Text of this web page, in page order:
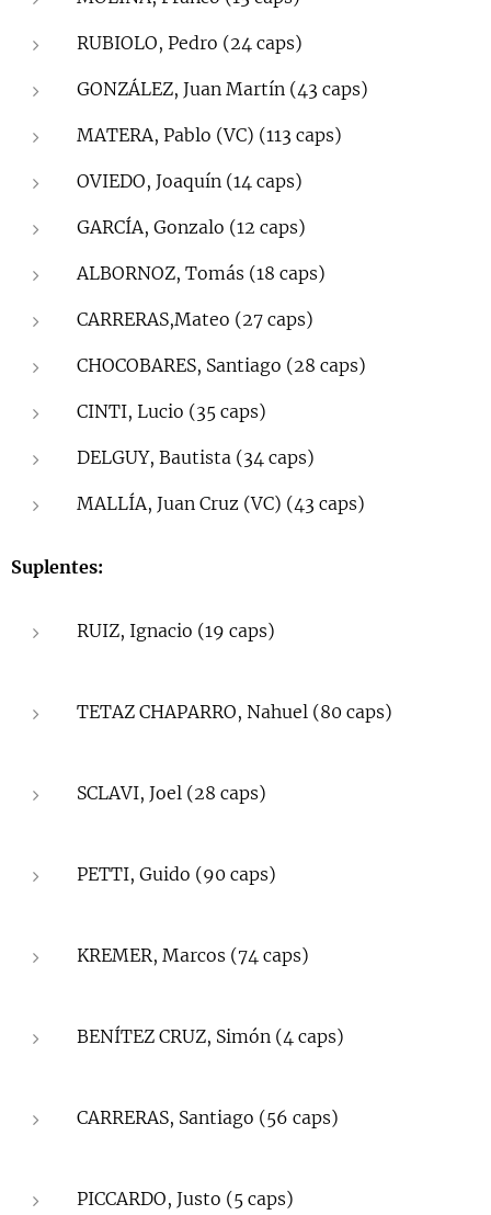
RUBIOLO, Pedro (24 caps)
GONZÁLEZ, Juan Martín (43 caps)
MATERA, Pablo (VC) (113 caps)
OVIEDO, Joaquín (14 caps)
GARCÍA, Gonzalo (12 caps)
ALBORNOZ, Tomás (18 caps)
CARRERAS,Mateo (27 caps)
CHOCOBARES, Santiago (28 caps)
CINTI, Lucio (35 caps)
DELGUY, Bautista (34 caps)
MALLÍA, Juan Cruz (VC) (43 caps)
Suplentes:
RUIZ, Ignacio (19 caps)
TETAZ CHAPARRO, Nahuel (80 caps)
SCLAVI, Joel (28 caps)
PETTI, Guido (90 caps)
KREMER, Marcos (74 caps)
BENÍTEZ CRUZ, Simón (4 caps)
CARRERAS, Santiago (56 caps)
PICCARDO, Justo (5 caps)